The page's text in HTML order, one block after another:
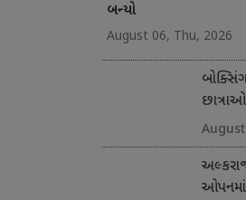
બન્યો
August 06, Thu, 2026